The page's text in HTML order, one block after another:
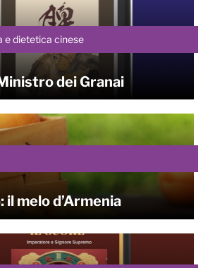
e dietetica cinese
dei Granai
il melo d’Armenia